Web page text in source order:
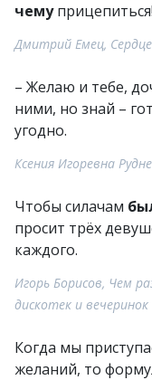
чемуприцепиться!
Дмитрий Емец,
– Желаю и тебе,
ними, но знай –
угодно.
Ксения Игоревна
Чтобы силачам
просит трёх
каждого.
Игорь Борисов, Чем
дискотек и вечеринок
Когда мы
желаний, то